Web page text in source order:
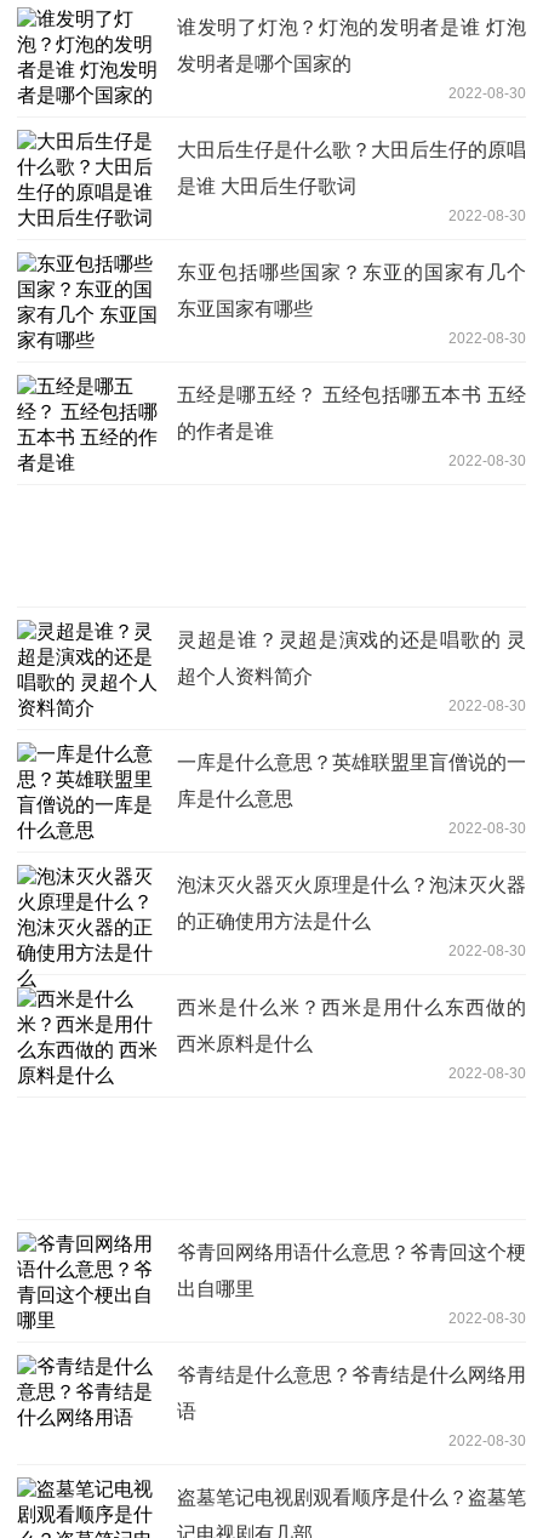
谁发明了灯泡？灯泡的发明者是谁 灯泡
发明者是哪个国家的
2022-08-30
大田后生仔是什么歌？大田后生仔的原唱
是谁 大田后生仔歌词
2022-08-30
东亚包括哪些国家？东亚的国家有几个
东亚国家有哪些
2022-08-30
五经是哪五经？ 五经包括哪五本书 五经
的作者是谁
2022-08-30
灵超是谁？灵超是演戏的还是唱歌的 灵
超个人资料简介
2022-08-30
一库是什么意思？英雄联盟里盲僧说的一
库是什么意思
2022-08-30
泡沫灭火器灭火原理是什么？泡沫灭火器
的正确使用方法是什么
2022-08-30
西米是什么米？西米是用什么东西做的
西米原料是什么
2022-08-30
爷青回网络用语什么意思？爷青回这个梗
出自哪里
2022-08-30
爷青结是什么意思？爷青结是什么网络用
语
2022-08-30
盗墓笔记电视剧观看顺序是什么？盗墓笔
记电视剧有几部